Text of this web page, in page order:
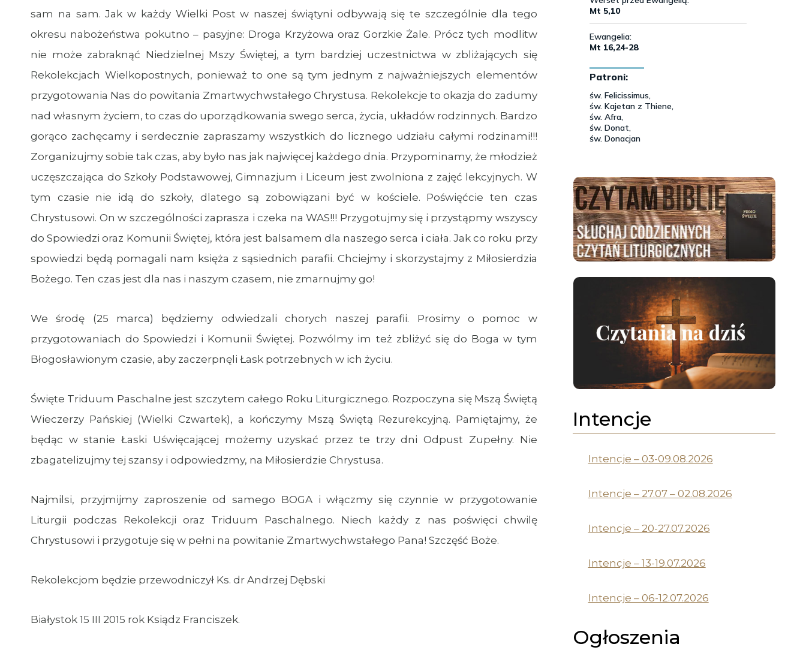
sam na sam. Jak w każdy Wielki Post w naszej świątyni odbywają się te szczególnie dla tego
okresu nabożeństwa pokutno – pasyjne: Droga Krzyżowa oraz Gorzkie Żale. Prócz tych modlitw
nie może zabraknąć Niedzielnej Mszy Świętej, a tym bardziej uczestnictwa w zbliżających się
Rekolekcjach Wielkopostnych, ponieważ to one są tym jednym z najważniejszych elementów
przygotowania Nas do powitania Zmartwychwstałego Chrystusa. Rekolekcje to okazja do zadumy
nad własnym życiem, to czas do uporządkowania swego serca, życia, układów rodzinnych. Bardzo
gorąco zachęcamy i serdecznie zapraszamy wszystkich do licznego udziału całymi rodzinami!!!
Zorganizujmy sobie tak czas, aby było nas jak najwięcej każdego dnia. Przypominamy, że młodzież
uczęszczająca do Szkoły Podstawowej, Gimnazjum i Liceum jest zwolniona z zajęć lekcyjnych. W
tym czasie nie idą do szkoły, dlatego są zobowiązani być w kościele. Poświęćcie ten czas
Chrystusowi. On w szczególności zaprasza i czeka na WAS!!! Przygotujmy się i przystąpmy wszyscy
do Spowiedzi oraz Komunii Świętej, która jest balsamem dla naszego serca i ciała. Jak co roku przy
spowiedzi będą pomagali nam księża z sąsiednich parafii. Chciejmy i skorzystajmy z Miłosierdzia
Bożego. Ten czas jest dla nas i naszym czasem, nie zmarnujmy go!
We środę (25 marca) będziemy odwiedzali chorych naszej parafii. Prosimy o pomoc w
przygotowaniach do Spowiedzi i Komunii Świętej. Pozwólmy im też zbliżyć się do Boga w tym
Błogosławionym czasie, aby zaczerpnęli Łask potrzebnych w ich życiu.
Święte Triduum Paschalne jest szczytem całego Roku Liturgicznego. Rozpoczyna się Mszą Świętą
Wieczerzy Pańskiej (Wielki Czwartek), a kończymy Mszą Świętą Rezurekcyjną. Pamiętajmy, że
będąc w stanie Łaski Uświęcającej możemy uzyskać przez te trzy dni Odpust Zupełny. Nie
zbagatelizujmy tej szansy i odpowiedzmy, na Miłosierdzie Chrystusa.
Najmilsi, przyjmijmy zaproszenie od samego BOGA i włączmy się czynnie w przygotowanie
Liturgii podczas Rekolekcji oraz Triduum Paschalnego. Niech każdy z nas poświęci chwilę
Chrystusowi i przygotuje się w pełni na powitanie Zmartwychwstałego Pana! Szczęść Boże.
Rekolekcjom będzie przewodniczył Ks. dr Andrzej Dębski
Białystok 15 III 2015 rok Ksiądz Franciszek.
Intencje
Intencje – 03-09.08.2026
Intencje – 27.07 – 02.08.2026
Intencje – 20-27.07.2026
Intencje – 13-19.07.2026
Intencje – 06-12.07.2026
Ogłoszenia